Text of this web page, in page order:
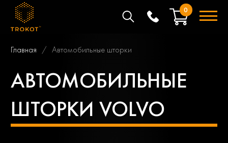
0
Главная Автомобильные шторки
АВТОМОБИЛЬНЫЕ
ШТОРКИ VOLVO